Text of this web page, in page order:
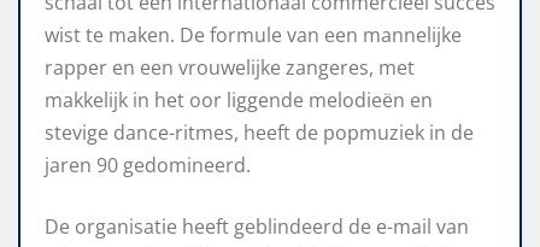
wist te maken. De formule van een mannelijke
rapper en een vrouwelijke zangeres, met
makkelijk in het oor liggende melodieën en
stevige dance-ritmes, heeft de popmuziek in de
jaren 90 gedomineerd.
De organisatie heeft geblindeerd de e-mail van